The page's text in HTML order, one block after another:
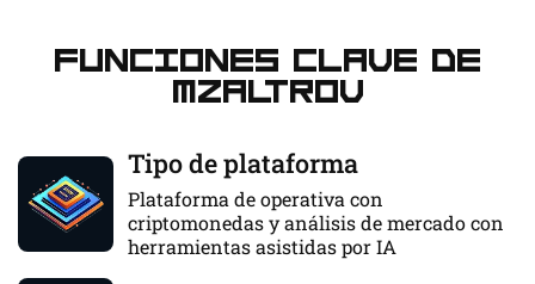
Funciones clave de
Mzaltrov
Tipo de plataforma
Plataforma de operativa con
criptomonedas y análisis de mercado con
herramientas asistidas por IA